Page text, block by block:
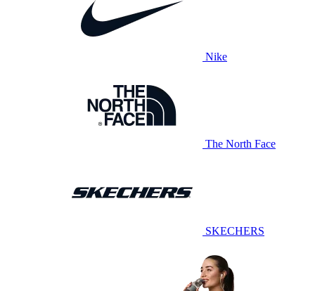
Nike
The North Face
SKECHERS